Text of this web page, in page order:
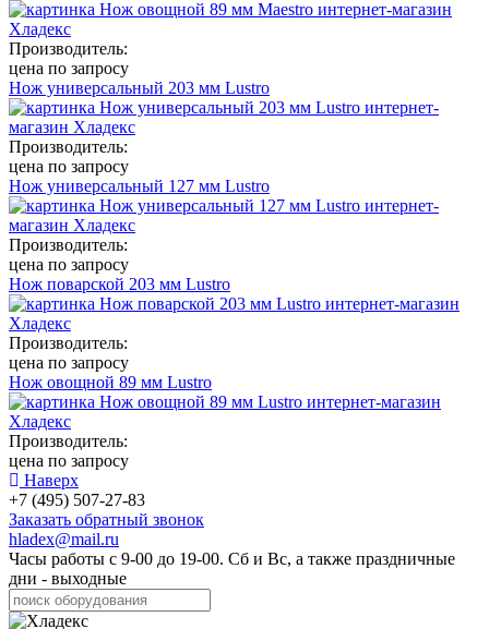
Производитель:
цена по запросу
Нож универсальный 203 мм Lustro
Производитель:
цена по запросу
Нож универсальный 127 мм Lustro
Производитель:
цена по запросу
Нож поварской 203 мм Lustro
Производитель:
цена по запросу
Нож овощной 89 мм Lustro
Производитель:
цена по запросу
Наверх
+7 (495) 507-27-83
Заказать обратный звонок
hladex@mail.ru
Часы работы с 9-00 до 19-00. Сб и Вс, а также праздничные
дни - выходные